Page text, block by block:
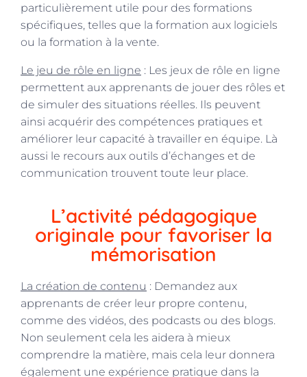
particulièrement utile pour des formations
spécifiques, telles que la formation aux logiciels
ou la formation à la vente.
Le jeu de rôle en ligne : Les jeux de rôle en ligne
permettent aux apprenants de jouer des rôles et
de simuler des situations réelles. Ils peuvent
ainsi acquérir des compétences pratiques et
améliorer leur capacité à travailler en équipe. Là
aussi le recours aux outils d’échanges et de
communication trouvent toute leur place.
L’activité pédagogique
originale pour favoriser la
mémorisation
La création de contenu : Demandez aux
apprenants de créer leur propre contenu,
comme des vidéos, des podcasts ou des blogs.
Non seulement cela les aidera à mieux
comprendre la matière, mais cela leur donnera
également une expérience pratique dans la